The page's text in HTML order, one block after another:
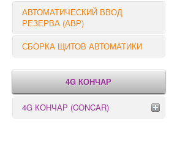
АВТОМАТИЧЕСКИЙ ВВОД
РЕЗЕРВА (АВР)
СБОРКА ЩИТОВ АВТОМАТИКИ
4G КОНЧАР
4G КОНЧАР (CONCAR)